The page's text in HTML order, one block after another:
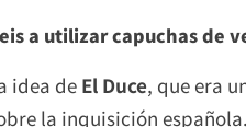
a utilizar capuchas de
idea de El Duce, que era
la inquisición